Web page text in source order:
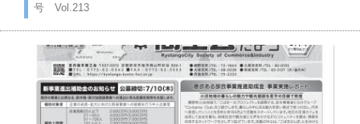
号 Vol.213